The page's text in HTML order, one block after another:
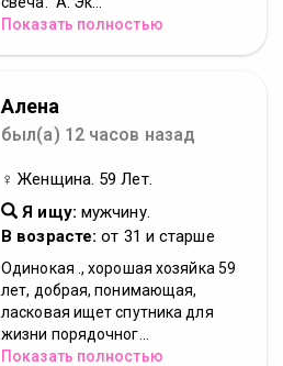
Показать полностью
Алена
был(а) 12 часов назад
♀ Женщина. 59 Лет.
Я ищу: мужчину.
В возрасте: от 31 и старше
Одинокая ., хорошая хозяйка 59
лет, добрая, понимающая,
ласковая ищет спутника для
жизни порядочног...
Показать полностью